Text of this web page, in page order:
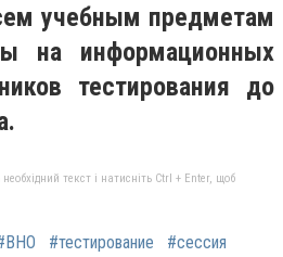
учебным предметам
на информационных
тестирования до
текст і натисніть Ctrl + Enter, щоб
#тестирование
#сессия